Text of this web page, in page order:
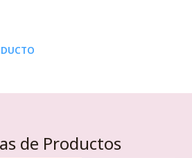
de Productos